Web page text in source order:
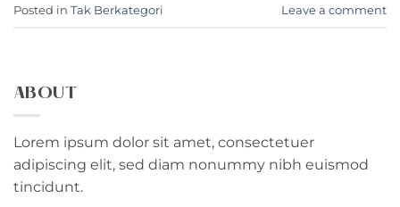
Posted in Tak Berkategori Leave a comment
ABOUT
Lorem ipsum dolor sit amet, consectetuer
adipiscing elit, sed diam nonummy nibh euismod
tincidunt.